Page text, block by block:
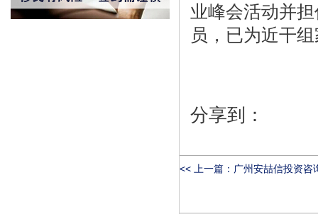
业峰会活动并
员，已为近干
分享到：
<< 上一篇： 广州安喆信投资咨